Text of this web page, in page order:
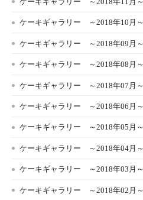
ケーキギャラリー ～2018年10月～
ケーキギャラリー ～2018年09月～
ケーキギャラリー ～2018年08月～
ケーキギャラリー ～2018年07月～
ケーキギャラリー ～2018年06月～
ケーキギャラリー ～2018年05月～
ケーキギャラリー ～2018年04月～
ケーキギャラリー ～2018年03月～
ケーキギャラリー ～2018年02月～